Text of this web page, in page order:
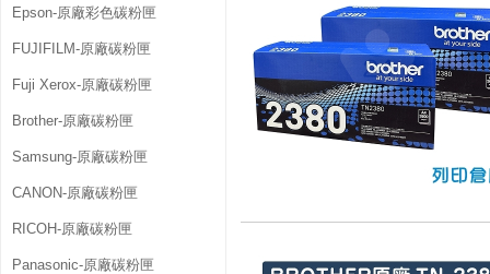
Epson-原廠彩色碳粉匣
FUJIFILM-原廠碳粉匣
Fuji Xerox-原廠碳粉匣
Brother-原廠碳粉匣
Samsung-原廠碳粉匣
CANON-原廠碳粉匣
RICOH-原廠碳粉匣
Panasonic-原廠碳粉匣